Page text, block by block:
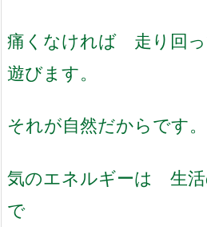
痛くなければ 走り回
遊びます。
それが自然だからです。
気のエネルギーは 生活
で